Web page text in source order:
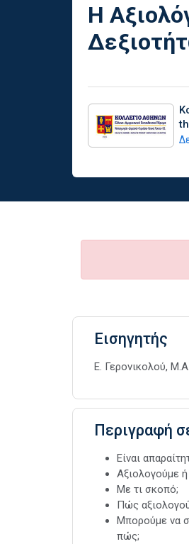
Η
Εισηγητής
E. Γερονικολού,
Περιγραφή
Είναι
Αξιολογούμε
Με τι σκοπό;
Πώς
Μπορούμε να
πώς;